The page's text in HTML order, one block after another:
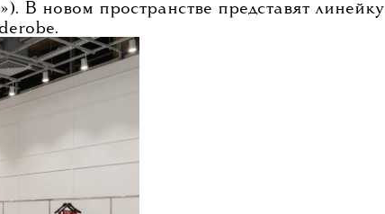
В новом пространстве представят линейку